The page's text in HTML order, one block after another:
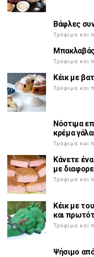
Βάφλες
Τρόφιμα και
Τρόφιμα και
Κέικ με
Τρόφιμα και
Νόστιμα
κρέμα
Τρόφιμα και
Κάνετε
με
Τρόφιμα και
Κέικ με
και
Τρόφιμα και
Ψήσιμο